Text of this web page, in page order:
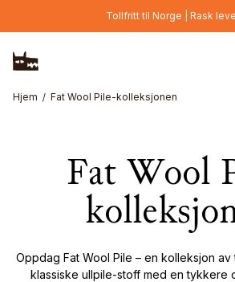
Hopp til hovedinnholdTollfritt til Norge | Rask
Hjem Fat Wool Pile-kolleksjonen
Fat Wool
Oppdag Fat Wool Pile – en kolleksjon
klassiske ullpile-stoff med en tykkere